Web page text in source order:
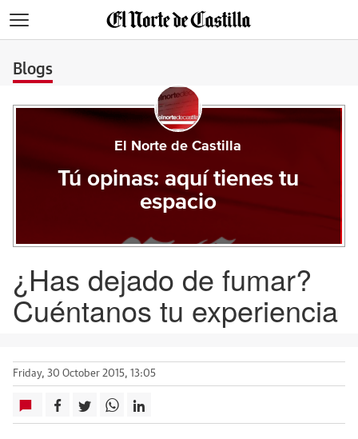
Blogs
El Norte de Castilla
Tú opinas: aquí tienes tu
espacio
¿Has dejado de fumar?
Cuéntanos tu experiencia
Friday, 30 October 2015, 13:05